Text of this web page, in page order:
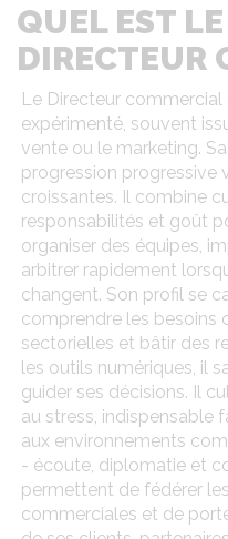
QUEL EST
DIRECTEUR
Le Directeur
expérimenté, souvent
vente ou le marketing.
progression progressive
croissantes. Il combine
responsabilités et goût
organiser des équipes,
arbitrer rapidement
changent. Son profil se
comprendre les besoins
sectorielles et bâtir des
les outils numériques, il
guider ses décisions. Il
au stress, indispensable
aux environnements
- écoute, diplomatie et
permettent de fédérer
commerciales et de